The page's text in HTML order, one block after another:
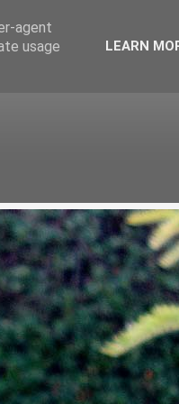
agent
usage
LEARN